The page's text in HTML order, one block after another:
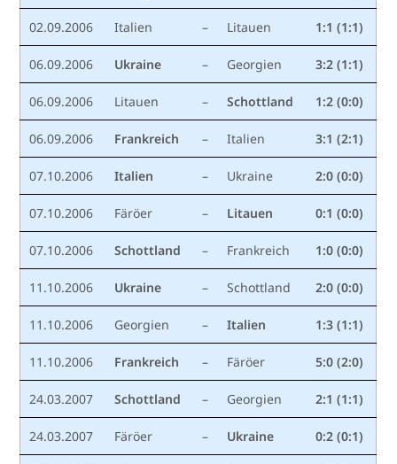
02.09.2006 Italien – Litauen 1:1 (1:1)
06.09.2006 Ukraine – Georgien 3:2 (1:1)
06.09.2006 Litauen – Schottland 1:2 (0:0)
06.09.2006 Frankreich – Italien 3:1 (2:1)
07.10.2006 Italien – Ukraine 2:0 (0:0)
07.10.2006 Färöer – Litauen 0:1 (0:0)
07.10.2006 Schottland – Frankreich 1:0 (0:0)
11.10.2006 Ukraine – Schottland 2:0 (0:0)
11.10.2006 Georgien – Italien 1:3 (1:1)
11.10.2006 Frankreich – Färöer 5:0 (2:0)
24.03.2007 Schottland – Georgien 2:1 (1:1)
24.03.2007 Färöer – Ukraine 0:2 (0:1)